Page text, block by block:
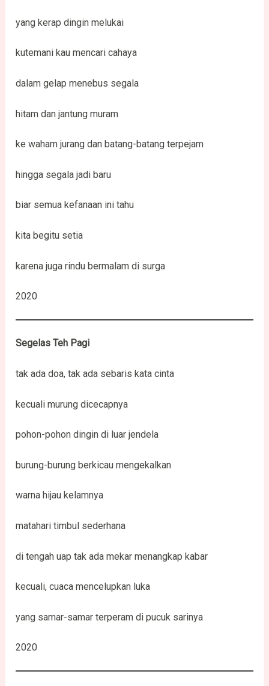
yang kerap dingin melukai
kutemani kau mencari cahaya
dalam gelap menebus segala
hitam dan jantung muram
ke waham jurang dan batang-batang terpejam
hingga segala jadi baru
biar semua kefanaan ini tahu
kita begitu setia
karena juga rindu bermalam di surga
2020
Segelas Teh Pagi
tak ada doa, tak ada sebaris kata cinta
kecuali murung dicecapnya
pohon-pohon dingin di luar jendela
burung-burung berkicau mengekalkan
warna hijau kelamnya
matahari timbul sederhana
di tengah uap tak ada mekar menangkap kabar
kecuali, cuaca mencelupkan luka
yang samar-samar terperam di pucuk sarinya
2020